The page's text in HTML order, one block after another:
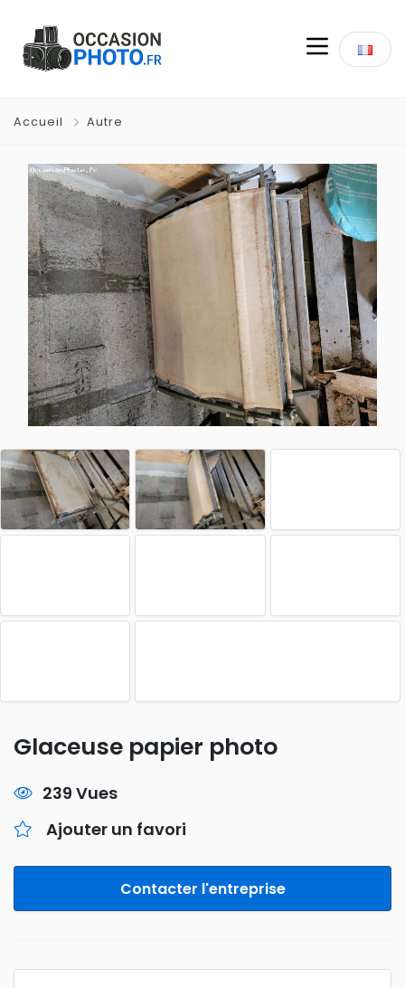
Accueil Autre
Glaceuse papier photo
239 Vues
Ajouter un favori
Contacter l'entreprise